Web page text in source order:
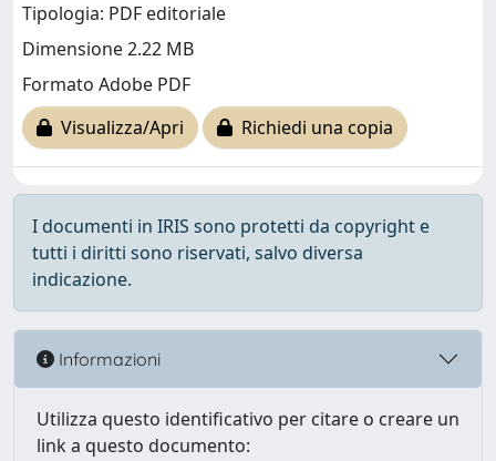
Tipologia: PDF editoriale
Dimensione 2.22 MB
Formato Adobe PDF
Visualizza/Apri
Richiedi una copia
I documenti in IRIS sono protetti da copyright e
tutti i diritti sono riservati, salvo diversa
indicazione.
Informazioni
Utilizza questo identificativo per citare o creare un
link a questo documento: